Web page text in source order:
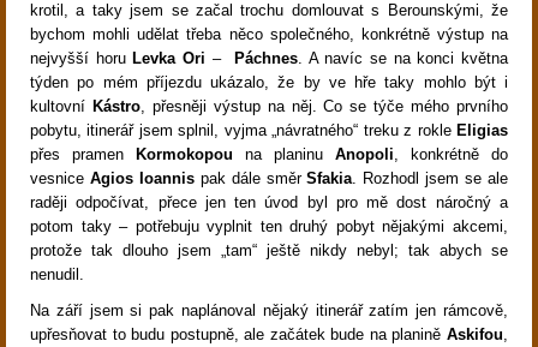
krotil, a taky jsem se začal trochu domlouvat s Berounskými, že
bychom mohli udělat třeba něco společného, konkrétně výstup na
nejvyšší horu Levka Ori – Páchnes. A navíc se na konci května
týden po mém příjezdu ukázalo, že by ve hře taky mohlo být i
kultovní Kástro, přesněji výstup na něj. Co se týče mého prvního
pobytu, itinerář jsem splnil, vyjma „návratného“ treku z rokle Eligias
přes pramen
Kormokopou na planinu Anopoli, konkrétně do
vesnice Agios Ioannispak dále směrSfakia. Rozhodl jsem se ale
raději odpočívat, přece jen ten úvod byl pro mě dost náročný a
potom taky – potřebuju vyplnit ten druhý pobyt nějakými akcemi,
protože tak dlouho jsem „tam“ ještě nikdy nebyl; tak abych se
nenudil.
Na září jsem si pak naplánoval nějaký itinerář zatím jen rámcově,
upřesňovat to budu postupně, ale začátek bude na planině Askifou,